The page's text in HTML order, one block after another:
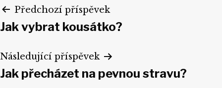
Navigace
pro
příspěvek
Předchozí příspěvek
Jak vybrat kousátko?
Následující příspěvek
Jak přecházet na pevnou stravu?